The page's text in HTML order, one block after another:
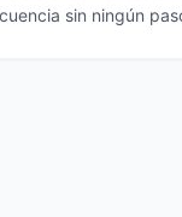
sin ningún